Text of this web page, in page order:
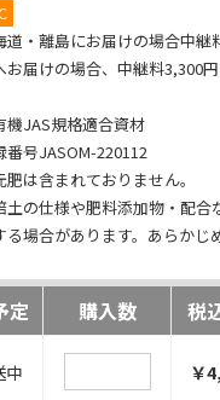
道・離島にお届けの場合中
お届けの場合、中継料3,300円
JAS規格適合資材
番号JASOM-220112
は含まれておりません。
の仕様や肥料添加物・配合
る場合があります。あらかじ
定 購入数 税
中 ￥